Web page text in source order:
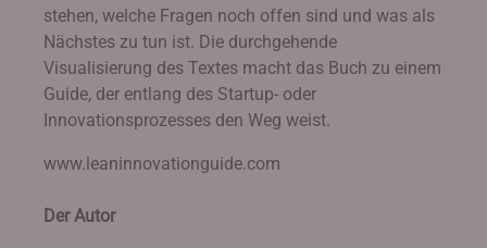
stehen, welche Fragen noch offen sind und was als
Nächstes zu tun ist. Die durchgehende
Visualisierung des Textes macht das Buch zu einem
Guide, der entlang des Startup- oder
Innovationsprozesses den Weg weist.
www.leaninnovationguide.com
Der Autor